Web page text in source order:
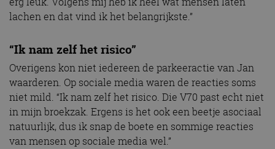
lachen en dat vind ik het belangrijkste.”
“Ik nam zelf het risico”
Overigens kon niet iedereen de parkeeractie van Jan
waarderen. Op sociale media waren de reacties soms
niet mild. “Ik nam zelf het risico. Die V70 past echt niet
in mijn broekzak. Ergens is het ook een beetje asociaal
natuurlijk, dus ik snap de boete en sommige reacties
van mensen op sociale media wel.”